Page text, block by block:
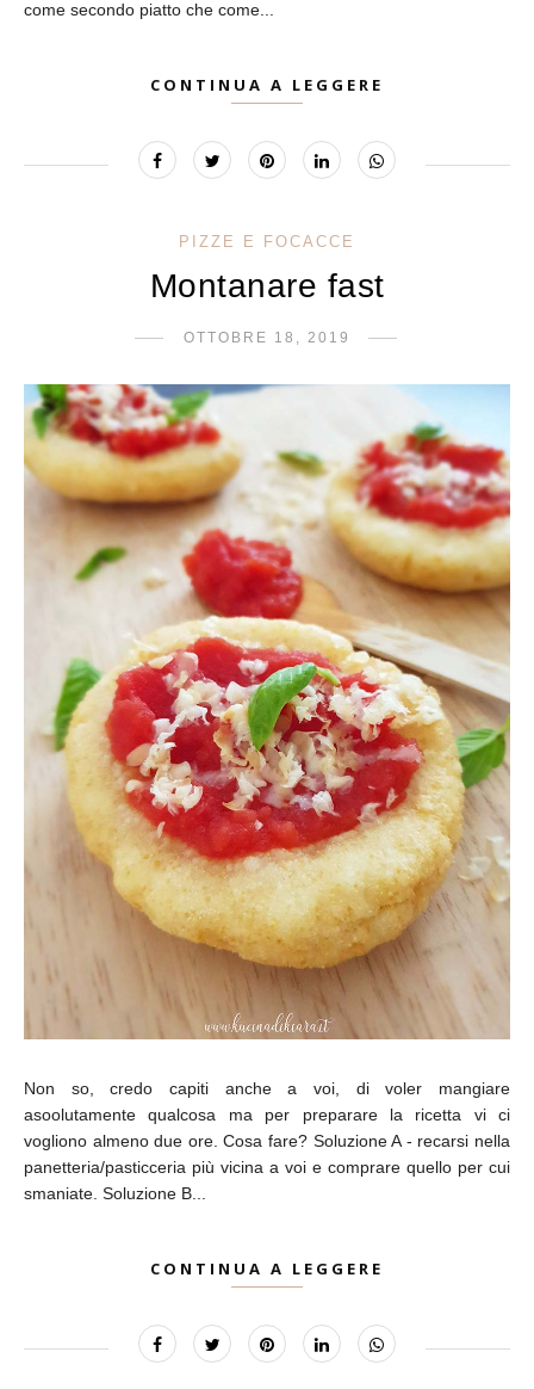
come secondo piatto che come...
CONTINUA A LEGGERE
PIZZE E FOCACCE
Montanare fast
OTTOBRE 18, 2019
Non so, credo capiti anche a voi, di voler mangiare
asoolutamente qualcosa ma per preparare la ricetta vi ci
vogliono almeno due ore. Cosa fare? Soluzione A - recarsi nella
panetteria/pasticceria più vicina a voi e comprare quello per cui
smaniate. Soluzione B...
CONTINUA A LEGGERE